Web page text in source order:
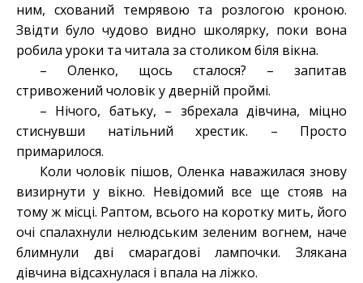
ним, схований темрявою та розлогою кроною.
Звідти було чудово видно школярку, поки вона
робила уроки та читала за столиком біля вікна.
– Оленко, щось сталося? – запитав
стривожений чоловік у дверній проймі.
– Нічого, батьку, – збрехала дівчина, міцно
стиснувши натільний хрестик. – Просто
примарилося.
Коли чоловік пішов, Оленка наважилася знову
визирнути у вікно. Невідомий все ще стояв на
тому ж місці. Раптом, всього на коротку мить, його
очі спалахнули нелюдським зеленим вогнем, наче
блимнули дві смарагдові лампочки. Злякана
дівчина відсахнулася і впала на ліжко.